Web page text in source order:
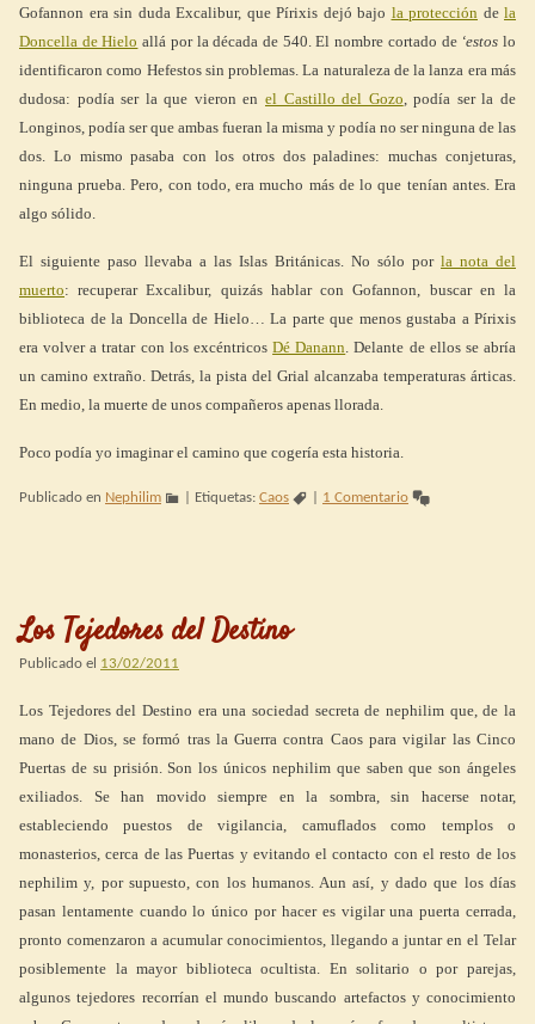
Gofannon era sin duda Excalibur, que Pírixis dejó bajo la protección de la
Doncella de Hielo allá por la década de 540. El nombre cortado de ‘estos lo
identificaron como Hefestos sin problemas. La naturaleza de la lanza era más
dudosa: podía ser la que vieron en el Castillo del Gozo, podía ser la de
Longinos, podía ser que ambas fueran la misma y podía no ser ninguna de las
dos. Lo mismo pasaba con los otros dos paladines: muchas conjeturas,
ninguna prueba. Pero, con todo, era mucho más de lo que tenían antes. Era
algo sólido.
El siguiente paso llevaba a las Islas Británicas. No sólo por la nota del
muerto: recuperar Excalibur, quizás hablar con Gofannon, buscar en la
biblioteca de la Doncella de Hielo… La parte que menos gustaba a Pírixis
era volver a tratar con los excéntricosDé Danann. Delante de ellos se abría
un camino extraño. Detrás, la pista del Grial alcanzaba temperaturas árticas.
En medio, la muerte de unos compañeros apenas llorada.
Poco podía yo imaginar el camino que cogería esta historia.
Publicado en Nephilim Etiquetas: Caos 1 Comentario
Los Tejedores del Destino
Publicado el 13/02/2011
Los Tejedores del Destino era una sociedad secreta de nephilim que, de la
mano de Dios, se formó tras la Guerra contra Caos para vigilar las Cinco
Puertas de su prisión. Son los únicos nephilim que saben que son ángeles
exiliados. Se han movido siempre en la sombra, sin hacerse notar,
estableciendo puestos de vigilancia, camuflados como templos o
monasterios, cerca de las Puertas y evitando el contacto con el resto de los
nephilim y, por supuesto, con los humanos. Aun así, y dado que los días
pasan lentamente cuando lo único por hacer es vigilar una puerta cerrada,
pronto comenzaron a acumular conocimientos, llegando a juntar en el Telar
posiblemente la mayor biblioteca ocultista. En solitario o por parejas,
algunos tejedores recorrían el mundo buscando artefactos y conocimiento